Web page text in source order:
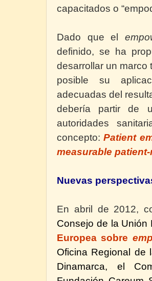
capacitados o
Dado que el
definido, se ha
desarrollar un marco
posible su
adecuadas del
debería partir de
autoridades
concepto:Patient
measurable
Nuevas
En abril de 2012,
Consejo de la
Europea sobre
Oficina Regional
de
Dinamarca, el